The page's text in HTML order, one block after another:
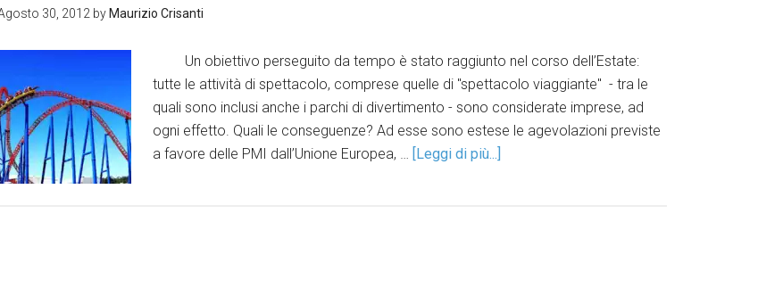
30, 2012 by Maurizio Crisanti
Un obiettivo perseguito da tempo è stato raggiunto nel corso dell’Estate:
tutte le attività di spettacolo, comprese quelle di "spettacolo viaggiante" - tra le
quali sono inclusi anche i parchi di divertimento - sono considerate imprese, ad
ogni effetto. Quali le conseguenze? Ad esse sono estese le agevolazioni previste
a favore delle PMI dall’Unione Europea, … [Leggi di più...]